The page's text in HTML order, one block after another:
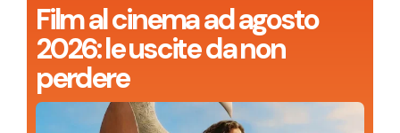
Film al cinema ad agosto
2026: le uscite da non
perdere